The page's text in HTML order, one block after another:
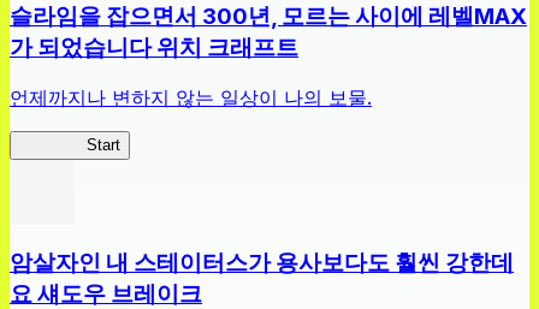
슬라임을 잡으면서 300년, 모르는 사이에 레벨MAX
가 되었습니다 위치 크래프트
언제까지나 변하지 않는 일상이 나의 보물.
Start
암살자인 내 스테이터스가 용사보다도 훨씬 강한데
요 섀도우 브레이크